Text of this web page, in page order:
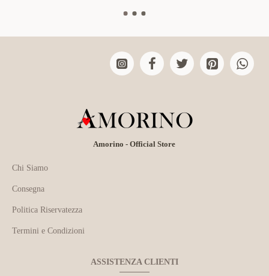
Amorino - Official Store
Chi Siamo
Consegna
Politica Riservatezza
Termini e Condizioni
ASSISTENZA CLIENTI